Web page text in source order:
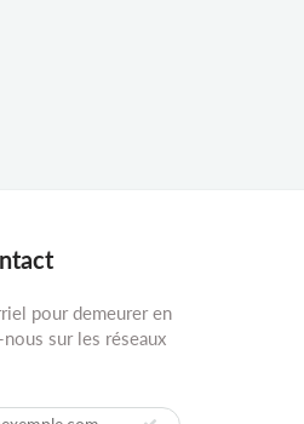
pour demeurer en
sur les réseaux